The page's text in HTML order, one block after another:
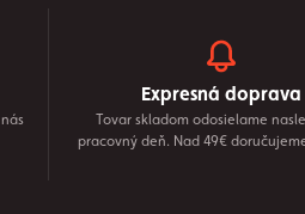
Expresná doprava
Tovar skladom odosielame
pracovný deň. Nad 49€